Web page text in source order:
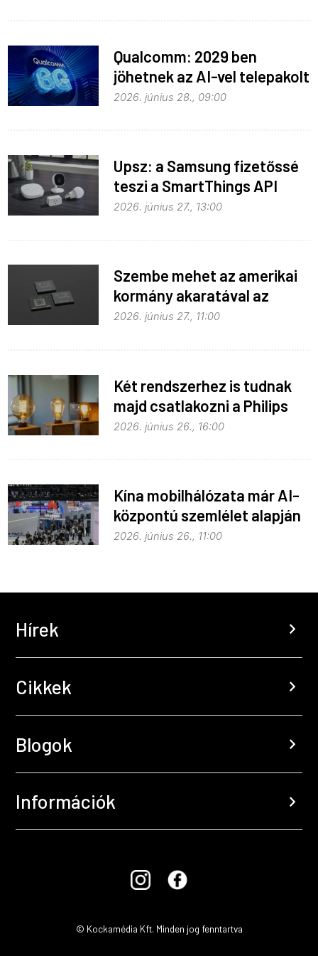
Qualcomm: 2029 ben
jöhetnek az AI-vel telepakolt
6G-s telefonok
2026. június 28., 09:00
Upsz: a Samsung fizetőssé
teszi a SmartThings API
hozzáférést
2026. június 27., 13:00
Szembe mehet az amerikai
kormány akaratával az
Apple
2026. június 27., 11:00
Két rendszerhez is tudnak
majd csatlakozni a Philips
Hue égők
2026. június 26., 16:00
Kína mobilhálózata már AI-
központú szemlélet alapján
fejlődik
2026. június 26., 11:00
Hírek chevron_right
Cikkek chevron_right
Blogok chevron_right
Információk chevron_right
© Kockamédia Kft. Minden jog fenntartva